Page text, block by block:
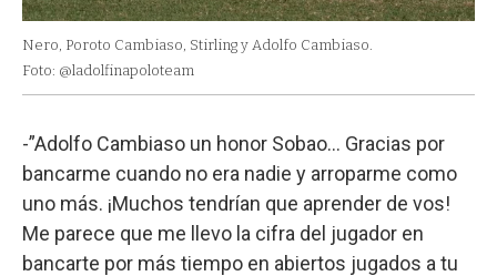
Nero, Poroto Cambiaso, Stirling y Adolfo Cambiaso.
Foto: @ladolfinapoloteam
-”Adolfo Cambiaso un honor Sobao… Gracias por
bancarme cuando no era nadie y arroparme como
uno más. ¡Muchos tendrían que aprender de vos!
Me parece que me llevo la cifra del jugador en
bancarte por más tiempo en abiertos jugados a tu